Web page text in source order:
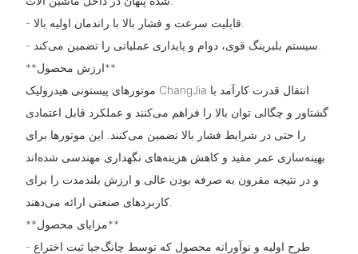
**ارزش محصول**
موتورهای پیستونی هیدرولیک ChangJia انتقال قدرت کارآمد با
گشتاور و چگالی توان بالا را فراهم می‌کنند و عملکرد قابل اعتمادی
را حتی در شرایط فشار بالا تضمین می‌کنند. این موتورها برای
بهینه‌سازی عمر مفید و کاهش هزینه‌های نگهداری مهندسی شده‌اند
و در نتیجه مقرون به صرفه بودن عالی و ارزش بلندمدت را برای
کاربردهای صنعتی ارائه می‌دهند.
**مزایای محصول**
- طرح اولیه و نوآورانه محصول که توسط چانگ‌جیا ثبت اختراع